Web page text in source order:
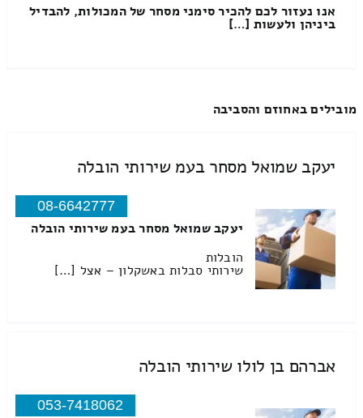
אנו נעזור לכם להכיר סימני מסחר של המכולות, להבדיל
ביניהן ולעשות […]
מובילים באחוזם והסביבה
יעקב שמואל מסחר בעמ שירותי הובלה
08-6642777
יעקב שמואל מסחר בעמ שירותי הובלה
הובלות
שירותי סבלות באשקלון – אצל […]
אברהם בן לולו שירותי הובלה
053-7418062